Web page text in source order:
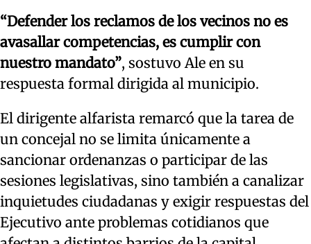
“Defender los reclamos de los vecinos no es
avasallar competencias, es cumplir con
nuestro mandato”, sostuvo Ale en su
respuesta formal dirigida al municipio.
El dirigente alfarista remarcó que la tarea de
un concejal no se limita únicamente a
sancionar ordenanzas o participar de las
sesiones legislativas, sino también a canalizar
inquietudes ciudadanas y exigir respuestas del
Ejecutivo ante problemas cotidianos que